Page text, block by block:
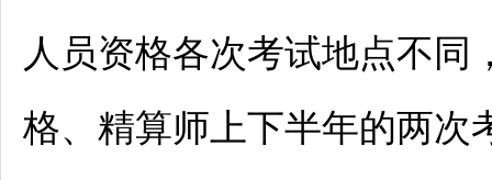
人员资格各次考试地点不
格、精算师上下半年的两次